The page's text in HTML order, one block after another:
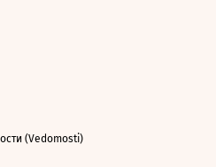
(Vedomosti)